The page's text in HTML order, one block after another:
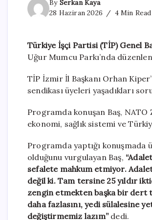
By Serkan Kaya
28 Haziran 2026
4 Min Read
Türkiye İşçi Partisi (TİP) Genel
Uğur Mumcu Parkı’nda
TİP İzmir İl Başkanı Orhan
sendikası üyeleri yaşadıkları
Programda konuşan Baş, NATO
ekonomi, sağlık sistemi ve
Programda yaptığı
olduğunu vurgulayan Baş,
sefalete mahkum etmiyor.
değil ki. Tam tersine 25 yıldır
zengin etmekten başka bir dert
daha fazlasını, yedi sülalesine
değiştirmemiz lazım” dedi.